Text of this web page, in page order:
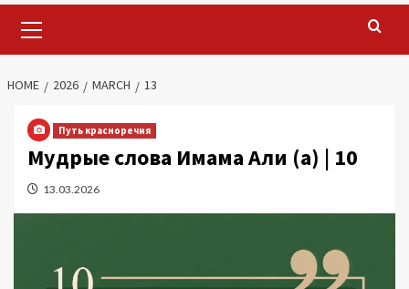
Menu
HOME 2026 MARCH 13
Путь красноречия
Мудрые слова Имама Али (а) | 10
13.03.2026